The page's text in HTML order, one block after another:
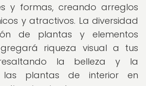
y formas, creando arreglos
y atractivos. La diversidad
de plantas y elementos
riqueza visual a tus
la belleza y la
plantas de interior en